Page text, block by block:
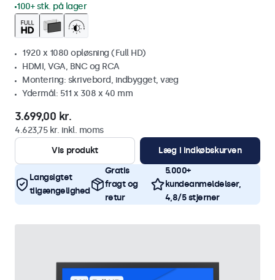
100+ stk. på lager
1920 x 1080 opløsning (Full HD)
HDMI, VGA, BNC og RCA
Montering: skrivebord, indbygget, væg
Ydermål: 511 x 308 x 40 mm
3.699,00 kr.
4.623,75 kr. inkl. moms
Vis produkt
Læg i indkøbskurven
Langsigtet
tilgængelighed
Gratis
fragt og
retur
5.000+
kundeanmeldelser,
4,8/5 stjerner